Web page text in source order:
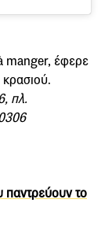
manger, έφερε
πλ.
παντρεύουν το